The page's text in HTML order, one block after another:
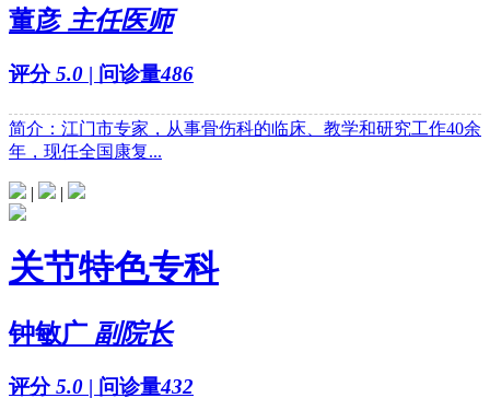
董彦 主任医师
评分5.0 | 问诊量486
简介：江门市专家，从事骨伤科的临床、教学和研究工作40余
年，现任全国康复...
| |
关节特色专科
钟敏广 副院长
评分5.0 | 问诊量432